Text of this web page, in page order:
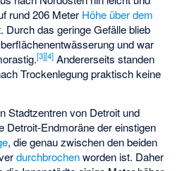
rund 206 Meter Höhe über dem
Durch das geringe Gefälle blieb
und war
[3][4] Andererseits standen
Trockenlegung praktisch keine
Stadtzentren von Detroit und
Detroit-Endmoräne der einstigen
, die genau zwischen den beiden
durchbrochenworden ist. Daher